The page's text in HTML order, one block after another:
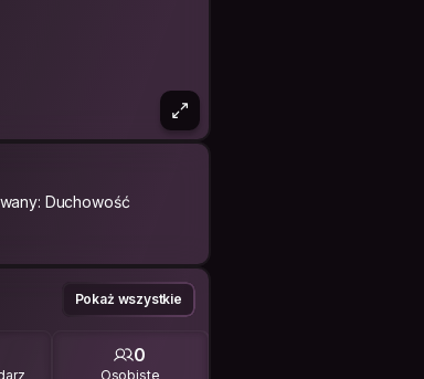
Duchowość
Pokaż wszystkie
0
Osobiste